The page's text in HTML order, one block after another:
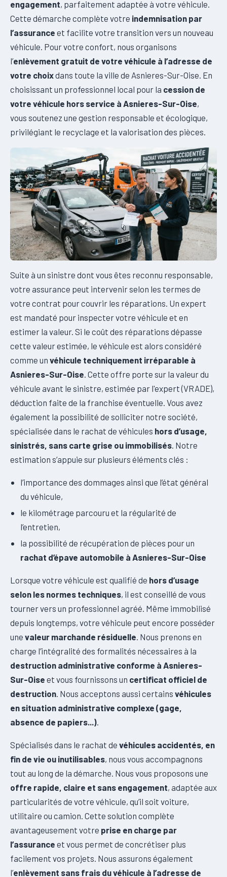
engagement, parfaitement adaptée à votre véhicule.
Cette démarche complète votre indemnisation par
l’assurance et facilite votre transition vers un nouveau
véhicule. Pour votre confort, nous organisons
l’enlèvement gratuit de votre véhicule à l’adresse de
votre choixdans toute la ville de Asnieres-Sur-Oise. En
choisissant un professionnel local pour la cession de
votre véhicule hors service à Asnieres-Sur-Oise,
vous soutenez une gestion responsable et écologique,
privilégiant le recyclage et la valorisation des pièces.
Suite à un sinistre dont vous êtes reconnu responsable,
votre assurance peut intervenir selon les termes de
votre contrat pour couvrir les réparations. Un expert
est mandaté pour inspecter votre véhicule et en
estimer la valeur. Si le coût des réparations dépasse
cette valeur estimée, le véhicule est alors considéré
comme un véhicule techniquement irréparable à
Asnieres-Sur-Oise . Cette offre porte sur la valeur du
véhicule avant le sinistre, estimée par l'expert (VRADE),
déduction faite de la franchise éventuelle. Vous avez
également la possibilité de solliciter notre société,
spécialisée dans le rachat de véhicules hors d’usage,
sinistrés, sans carte grise ou immobilisés . Notre
estimation s’appuie sur plusieurs éléments clés :
l’importance des dommages ainsi que l’état général
du véhicule,
le kilométrage parcouru et la régularité de
l’entretien,
la possibilité de récupération de pièces pour un
rachat d’épave automobile à Asnieres-Sur-Oise
Lorsque votre véhicule est qualifié de hors d’usage
selon les normes techniques, il est conseillé de vous
tourner vers un professionnel agréé. Même immobilisé
depuis longtemps, votre véhicule peut encore posséder
une valeur marchande résiduelle . Nous prenons en
charge l’intégralité des formalités nécessaires à la
destruction administrative conforme à Asnieres-
Sur-Oise et vous fournissons un certificat officiel de
destruction . Nous acceptons aussi certains véhicules
en situation administrative complexe (gage,
absence de papiers...)
Spécialisés dans le rachat de véhicules accidentés, en
fin de vie ou inutilisables, nous vous accompagnons
tout au long de la démarche. Nous vous proposons une
offre rapide, claire et sans engagement, adaptée aux
particularités de votre véhicule, qu’il soit voiture,
utilitaire ou camion. Cette solution complète
avantageusement votre prise en charge par
l’assurance et vous permet de concrétiser plus
facilement vos projets. Nous assurons également
l’enlèvement sans frais du véhicule à l’adresse de